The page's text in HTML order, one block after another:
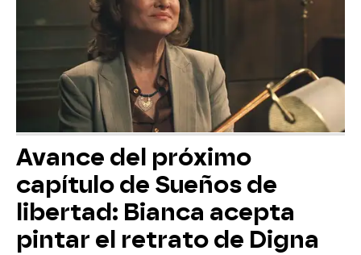
Avance del próximo
capítulo de Sueños de
libertad: Bianca acepta
pintar el retrato de Digna